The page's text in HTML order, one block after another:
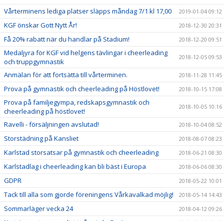
Vårterminens lediga platser släpps måndag 7/1 kl 17,00 2019-01-04 09:12
KGF önskar Gott Nytt År! 2018-12-30 20:31
Få 20% rabatt när du handlar på Stadium! 2018-12-20 09:51
Medaljyra för KGF vid helgens tävlingar i cheerleading
och truppgymnastik
2018-12-05 09:53
Anmälan för att fortsätta till vårterminen. 2018-11-28 11:45
Prova på gymnastik och cheerleading på Höstlovet! 2018-10-15 17:08
Prova på familjegympa, redskapsgymnastik och
cheerleading på höstlovet!
2018-10-05 10:16
Ravelli - försäljningen avslutad! 2018-10-04 08:52
Storstädning på Kansliet 2018-08-07 08:23
Karlstad storsatsar på gymnastik och cheerleading 2018-06-21 08:30
Karlstadlag i cheerleading kan bli bäst i Europa 2018-06-06 08:30
GDPR 2018-05-22 10:01
Tack till alla som gjorde föreningens Vårkavalkad möjlig! 2018-05-14 14:43
Sommarläger vecka 24 2018-04-12 09:26